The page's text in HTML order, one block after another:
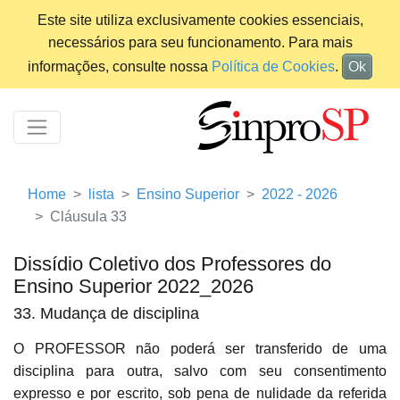
Este site utiliza exclusivamente cookies essenciais,
necessários para seu funcionamento. Para mais
informações, consulte nossa Política de Cookies. Ok
Home lista Ensino Superior
2022 - 2026
Cláusula 33
Dissídio Coletivo dos Professores do
Ensino Superior 2022_2026
33. Mudança de disciplina
O PROFESSOR não poderá ser transferido de uma
disciplina para outra, salvo com seu consentimento
expresso e por escrito, sob pena de nulidade da referida